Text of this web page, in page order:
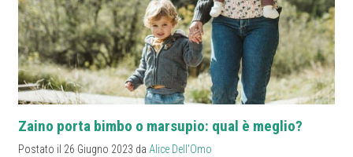
Zaino porta bimbo o marsupio: qual è meglio?
Postato il 26 Giugno 2023 da Alice Dell'Omo